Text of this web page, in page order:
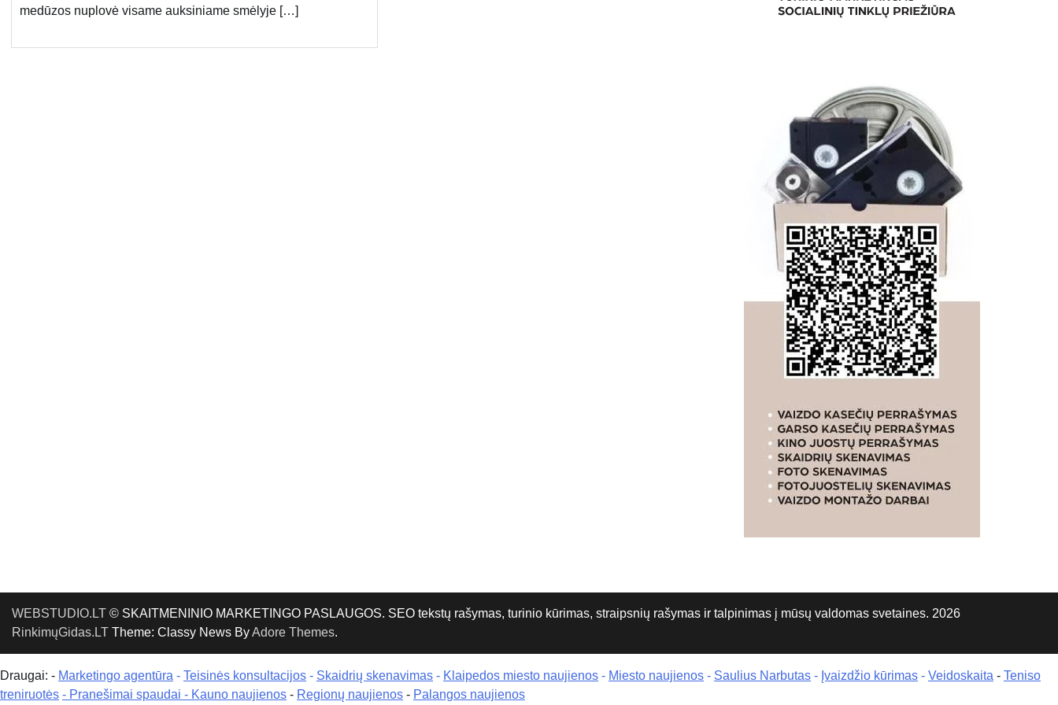
medūzos nuplovė visame auksiniame smėlyje […]
WEBSTUDIO.LT © SKAITMENINIO MARKETINGO PASLAUGOS. SEO tekstų rašymas, turinio kūrimas, straipsnių rašymas ir talpinimas į mūsų valdomas svetaines. 2026
RinkimųGidas.LT Theme: Classy News ByAdore Themes.
Draugai: - Marketingo agentūra - Teisinės konsultacijos - Skaidrių skenavimas - Klaipedos miesto naujienos - Miesto naujienos - Saulius Narbutas - Įvaizdžio kūrimas - Veidoskaita - Teniso
treniruotės - Pranešimai spaudai - Kauno naujienos - Regionų naujienos - Palangos naujienos